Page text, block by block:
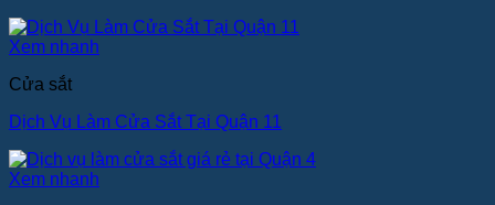
Xem nhanh
Cửa sắt
Dịch Vụ Làm Cửa Sắt Tại Quận 11
Xem nhanh